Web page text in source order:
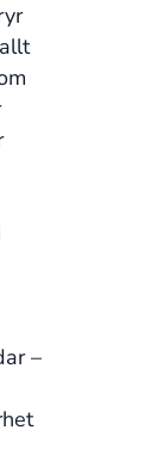
–